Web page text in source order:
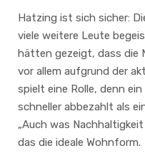
Hatzing ist sich sicher:
viele weitere Leute
hätten gezeigt, dass die
vor allem aufgrund der
spielt eine Rolle, denn
schneller abbezahlt als
„Auch was
das die ideale Wohnform.